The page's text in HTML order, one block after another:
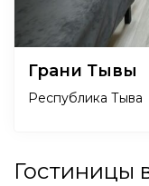
Грани Тывы
Республика Тыва
Гостиницы